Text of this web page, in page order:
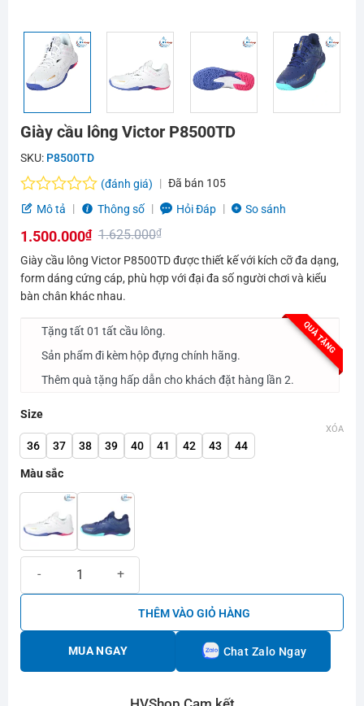
Giày cầu lông Victor P8500TD
SKU: P8500TD
Được
hạng
0.0
5
sao
(đánh giá) Đã bán 105
Mô tả
Thông số Hỏi Đáp So sánh
1.625.000₫
Giá
gốc
là:
1.625.000₫.
1.500.000₫
Giá
hiện
tại
Giày cầu lông Victor P8500TD được thiết kế với kích cỡ đa dạng,
form dáng cứng cáp, phù hợp với đại đa số người chơi và kiểu
bàn chân khác nhau.
QUÀ TẶNG
Tặng tất 01 tất cầu lông.
Sản phẩm đi kèm hộp đựng chính hãng.
Thêm quà tặng hấp dẫn cho khách đặt hàng lần 2.
Size
36 37 38 39 40 41 42 43 44
Màu sắc
XÓA
THÊM VÀO GIỎ HÀNG
MUA NGAY Chat Zalo Ngay